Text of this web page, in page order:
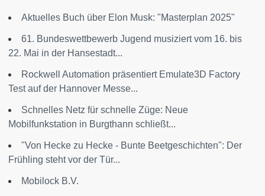
Aktuelles Buch über Elon Musk: "Masterplan 2025"
61. Bundeswettbewerb Jugend musiziert vom 16. bis
22. Mai in der Hansestadt...
Rockwell Automation präsentiert Emulate3D Factory
Test auf der Hannover Messe...
Schnelles Netz für schnelle Züge: Neue
Mobilfunkstation in Burgthann schließt...
"Von Hecke zu Hecke - Bunte Beetgeschichten": Der
Frühling steht vor der Tür...
Mobilock B.V.